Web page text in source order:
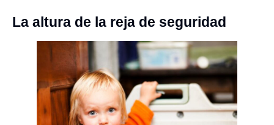
La altura de la reja de seguridad